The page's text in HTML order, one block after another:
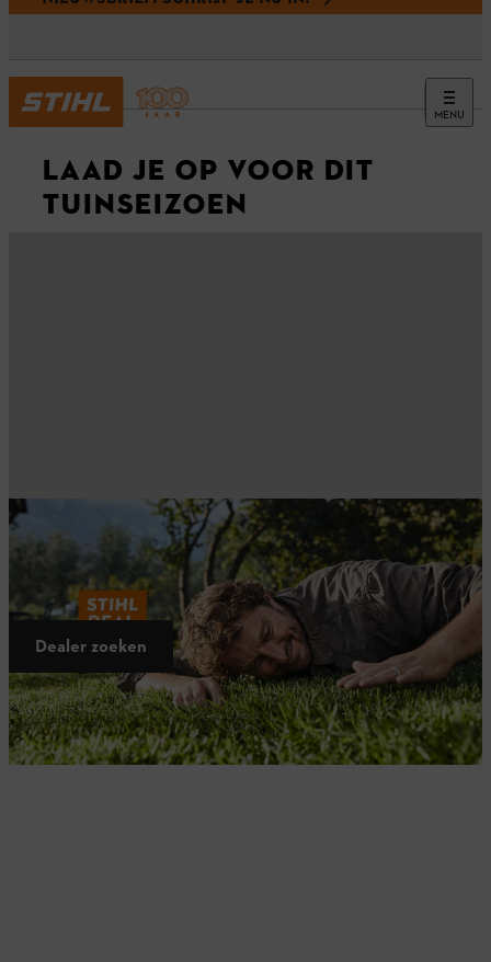
MENU
LAAD JE OP VOOR DIT
TUINSEIZOEN
Geniet nu van een gratis AK accu
tot 30/06/2025 van deze uitzonderlijke STIHL Deal:bij
aankoop van specifieke actiesetsontvang je gratis een extra AK
accu. Vraag je STIHL dealer om meer informatie!
Dealer zoeken
Ontdek de actiesets met gratis AK accu